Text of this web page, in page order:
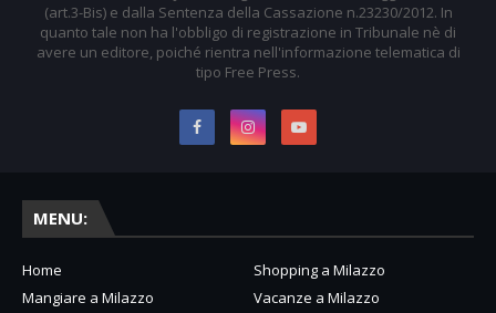
(art.3-Bis) e dalla Sentenza della Cassazione n.23230/2012. In
quanto tale non ha l'obbligo di registrazione in Tribunale nè di
avere un editore, poiché rientra nell'informazione telematica di
tipo Free Press.
MENU:
Home
Shopping a Milazzo
Mangiare a Milazzo
Vacanze a Milazzo